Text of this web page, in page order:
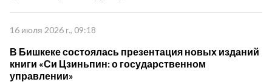
16 июля 2026 г., 09:18
В Бишкеке состоялась презентация новых изданий
книги «Си Цзиньпин: о государственном
управлении»